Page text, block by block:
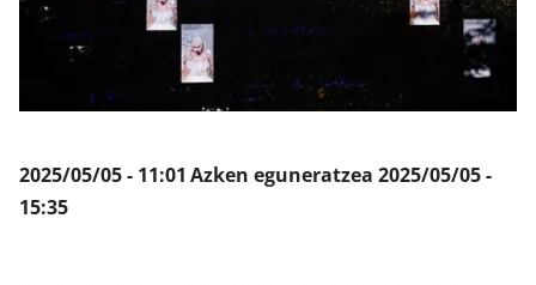
2025/05/05 - 11:01 Azken eguneratzea 2025/05/05 -
15:35